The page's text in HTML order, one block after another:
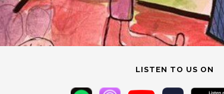
LISTEN TO US ON